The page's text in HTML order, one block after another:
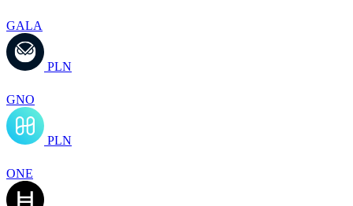
GALA
PLN
GNO
PLN
ONE